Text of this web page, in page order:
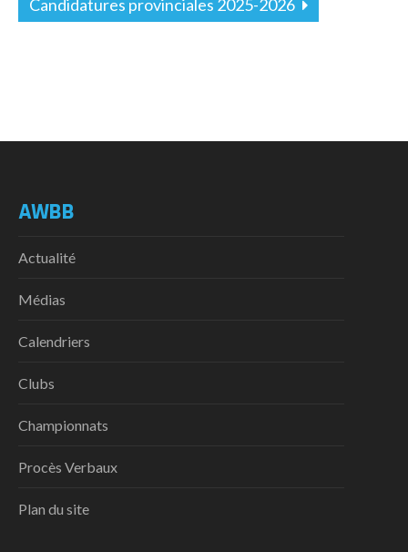
Candidatures provinciales 2025-2026
AWBB
Actualité
Médias
Calendriers
Clubs
Championnats
Procès Verbaux
Plan du site